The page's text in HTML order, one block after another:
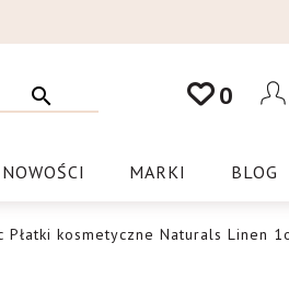
0
NOWOŚCI MARKI BLOG
Płatki kosmetyczne Naturals Linen